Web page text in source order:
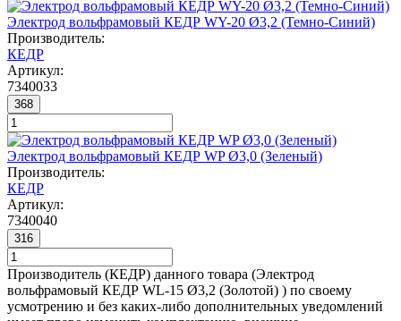
Электрод вольфрамовый КЕДР WY-20 Ø3,2 (Темно-Синий)
Производитель:
КЕДР
Артикул:
7340033
368
Электрод вольфрамовый КЕДР WP Ø3,0 (Зеленый)
Производитель:
КЕДР
Артикул:
7340040
316
Производитель (КЕДР) данного товара (Электрод
вольфрамовый КЕДР WL-15 Ø3,2 (Золотой) ) по своему
усмотрению и без каких-либо дополнительных уведомлений